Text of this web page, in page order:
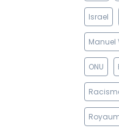
Israel
Manuel
ONU